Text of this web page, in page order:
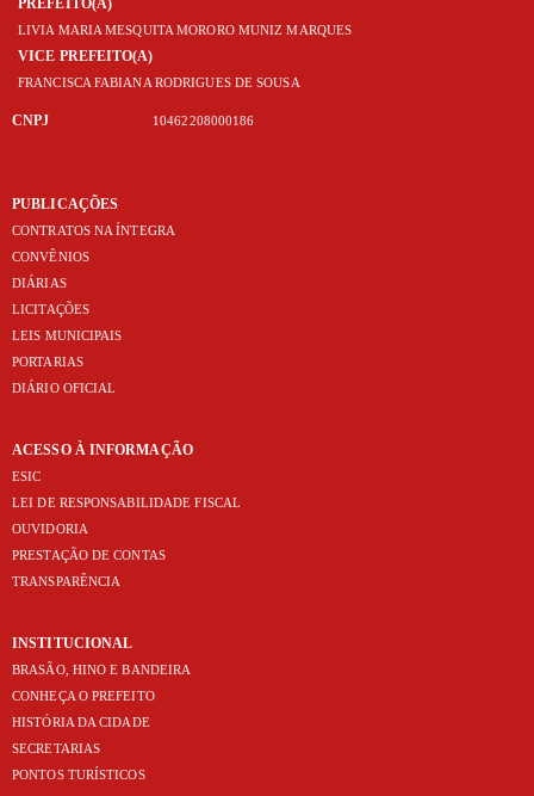
PREFEITO(A)
LIVIA MARIA MESQUITA MORORO MUNIZ MARQUES
VICE PREFEITO(A)
FRANCISCA FABIANA RODRIGUES DE SOUSA
CNPJ 10462208000186
PUBLICAÇÕES
CONTRATOS NA ÍNTEGRA
CONVÊNIOS
DIÁRIAS
LICITAÇÕES
LEIS MUNICIPAIS
PORTARIAS
DIÁRIO OFICIAL
ACESSO À INFORMAÇÃO
ESIC
LEI DE RESPONSABILIDADE FISCAL
OUVIDORIA
PRESTAÇÃO DE CONTAS
TRANSPARÊNCIA
INSTITUCIONAL
BRASÃO, HINO E BANDEIRA
CONHEÇA O PREFEITO
HISTÓRIA DA CIDADE
SECRETARIAS
PONTOS TURÍSTICOS